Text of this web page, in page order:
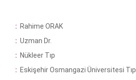
: Rahime ORAK
: Uzman Dr.
: Nükleer Tıp
: Eskişehir Osmangazi Üniversitesi